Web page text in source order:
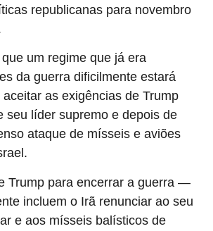
republicanas para novembro
um regime que já era
da guerra dificilmente estará
as exigências de Trump
seu líder supremo e depois de
ataque de mísseis e aviões
Trump para encerrar a guerra —
incluem o Irã renunciar ao seu
e aos mísseis balísticos de